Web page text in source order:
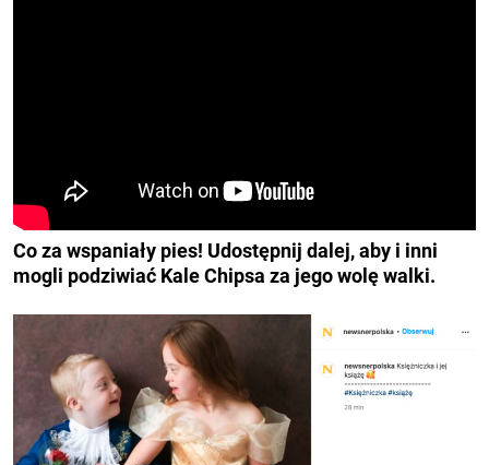
Co za wspaniały pies! Udostępnij dalej, aby i inni
mogli podziwiać Kale Chipsa za jego wolę walki.